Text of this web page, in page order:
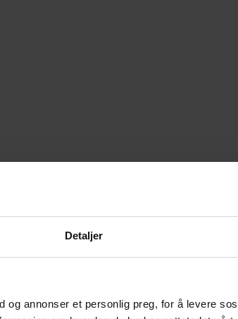
Detaljer
og annonser et personlig preg, for å levere